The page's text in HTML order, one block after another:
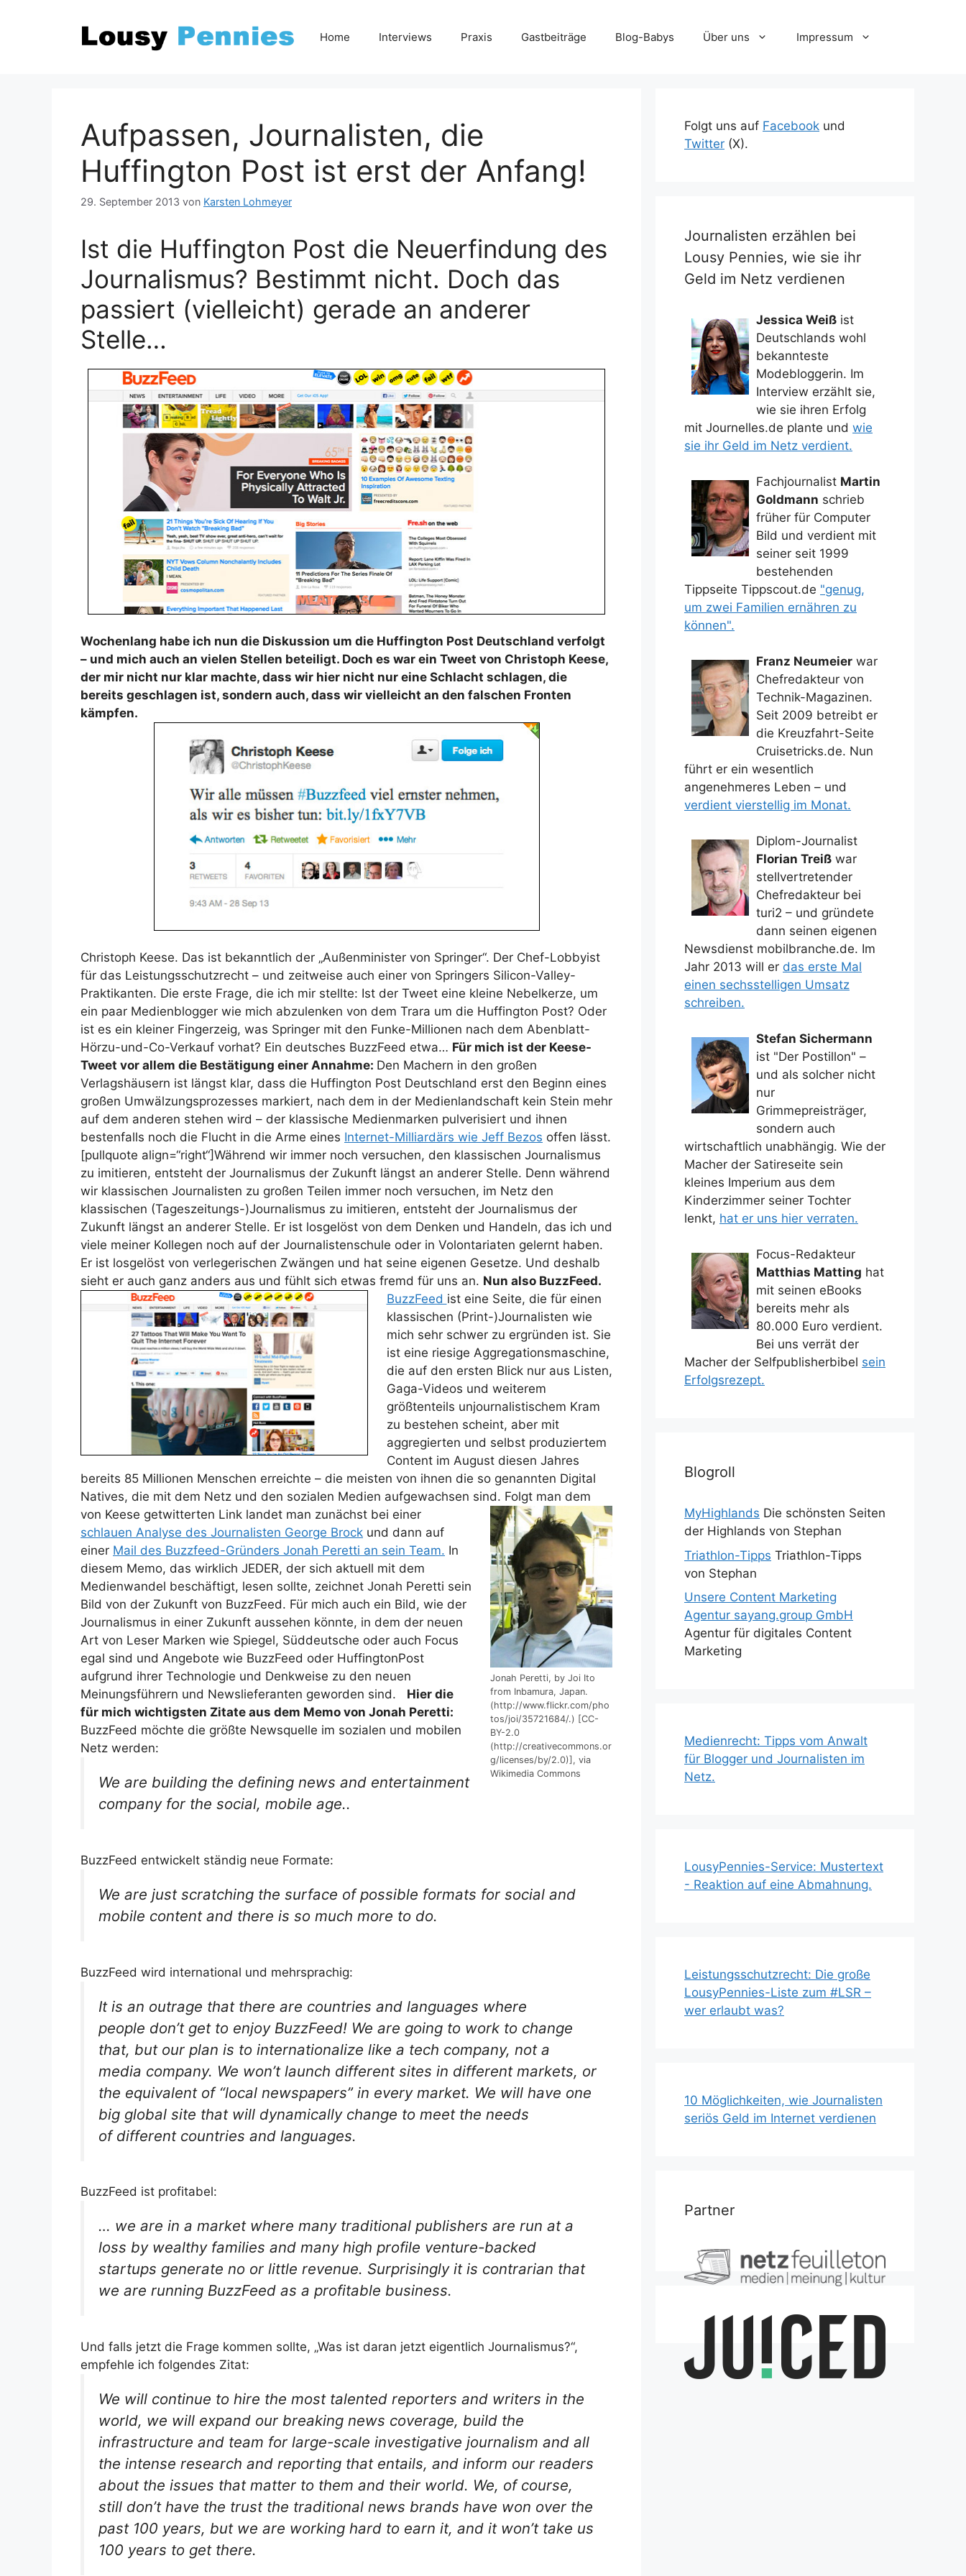
Home Interviews Praxis Gastbeiträge Blog-Babys Über uns Impressum
Aufpassen, Journalisten, die
Huffington Post ist erst der Anfang!
29. September 2013 von Karsten Lohmeyer
Ist die Huffington Post die Neuerfindung des
Journalismus? Bestimmt nicht. Doch das
passiert (vielleicht) gerade an anderer
Stelle…
Wochenlang habe ich nun die Diskussion um die Huffington Post Deutschland verfolgt
– und mich auch an vielen Stellen beteiligt. Doch es war ein Tweet von Christoph Keese,
der mir nicht nur klar machte, dass wir hier nicht nur eine Schlacht schlagen, die
bereits geschlagen ist, sondern auch, dass wir vielleicht an den falschen Fronten
kämpfen.
Christoph Keese. Das ist bekanntlich der „Außenminister von Springer“. Der Chef-Lobbyist
für das Leistungsschutzrecht – und zeitweise auch einer von Springers Silicon-Valley-
Praktikanten. Die erste Frage, die ich mir stellte: Ist der Tweet eine kleine Nebelkerze, um
ein paar Medienblogger wie mich abzulenken von dem Trara um die Huffington Post? Oder
ist es ein kleiner Fingerzeig, was Springer mit den Funke-Millionen nach dem Abenblatt-
Hörzu-und-Co-Verkauf vorhat? Ein deutsches BuzzFeed etwa… Für mich ist der Keese-
Tweet vor allem die Bestätigung einer Annahme: Den Machern in den großen
Verlagshäusern ist längst klar, dass die Huffington Post Deutschland erst den Beginn eines
großen Umwälzungsprozesses markiert, nach dem in der Medienlandschaft kein Stein mehr
auf dem anderen stehen wird – der klassische Medienmarken pulverisiert und ihnen
bestenfalls noch die Flucht in die Arme eines Internet-Milliardärs wie Jeff Bezos offen lässt.
[pullquote align=“right“]Während wir immer noch versuchen, den klassischen Journalismus
zu imitieren, entsteht der Journalismus der Zukunft längst an anderer Stelle. Denn während
wir klassischen Journalisten zu großen Teilen immer noch versuchen, im Netz den
klassischen (Tageszeitungs-)Journalismus zu imitieren, entsteht der Journalismus der
Zukunft längst an anderer Stelle. Er ist losgelöst von dem Denken und Handeln, das ich und
viele meiner Kollegen noch auf der Journalistenschule oder in Volontariaten gelernt haben.
Er ist losgelöst von verlegerischen Zwängen und hat seine eigenen Gesetze. Und deshalb
sieht er auch ganz anders aus und fühlt sich etwas fremd für uns an. Nun also BuzzFeed.
BuzzFeed ist eine Seite, die für einen
klassischen (Print-)Journalisten wie
mich sehr schwer zu ergründen ist. Sie
ist eine riesige Aggregationsmaschine,
die auf den ersten Blick nur aus Listen,
Gaga-Videos und weiterem
größtenteils unjournalistischem Kram
zu bestehen scheint, aber mit
aggregierten und selbst produziertem
Content im August diesen Jahres
bereits 85 Millionen Menschen erreichte – die meisten von ihnen die so genannten Digital
Natives, die mit dem Netz und den sozialen Medien aufgewachsen sind.
Jonah Peretti, by Joi Ito
from Inbamura, Japan.
(http://www.flickr.com/pho
tos/joi/35721684/.) [CC-
BY-2.0
(http://creativecommons.or
g/licenses/by/2.0)], via
Wikimedia Commons
Folgt man dem
von Keese getwitterten Link landet man zunächst bei einer
schlauen Analyse des Journalisten George Brock und dann auf
einer Mail des Buzzfeed-Gründers Jonah Peretti an sein Team. In
diesem Memo, das wirklich JEDER, der sich aktuell mit dem
Medienwandel beschäftigt, lesen sollte, zeichnet Jonah Peretti sein
Bild von der Zukunft von BuzzFeed. Für mich auch ein Bild, wie der
Journalismus in einer Zukunft aussehen könnte, in dem der neuen
Art von Leser Marken wie Spiegel, Süddeutsche oder auch Focus
egal sind und Angebote wie BuzzFeed oder HuffingtonPost
aufgrund ihrer Technologie und Denkweise zu den neuen
Meinungsführern und Newslieferanten geworden sind. Hier die
für mich wichtigsten Zitate aus dem Memo von Jonah Peretti:
BuzzFeed möchte die größte Newsquelle im sozialen und mobilen
Netz werden:
We are building the defining news and entertainment
company for the social, mobile age..
BuzzFeed entwickelt ständig neue Formate:
We are just scratching the surface of possible formats for social and
mobile content and there is so much more to do.
BuzzFeed wird international und mehrsprachig:
It is an outrage that there are countries and languages where
people don’t get to enjoy BuzzFeed! We are going to work to change
that, but our plan is to internationalize like a tech company, not a
media company. We won’t launch different sites in different markets, or
the equivalent of “local newspapers” in every market. We will have one
big global site that will dynamically change to meet the needs
of different countries and languages.
BuzzFeed ist profitabel:
… we are in a market where many traditional publishers are run at a
loss by wealthy families and many high profile venture-backed
startups generate no or little revenue. Surprisingly it is contrarian that
we are running BuzzFeed as a profitable business.
Und falls jetzt die Frage kommen sollte, „Was ist daran jetzt eigentlich Journalismus?“,
empfehle ich folgendes Zitat:
We will continue to hire the most talented reporters and writers in the
world, we will expand our breaking news coverage, build the
infrastructure and team for large-scale investigative journalism and all
the intense research and reporting that entails, and inform our readers
about the issues that matter to them and their world. We, of course,
still don’t have the trust the traditional news brands have won over the
past 100 years, but we are working hard to earn it, and it won’t take us
100 years to get there.
Folgt uns auf Facebook und
Twitter (X).
Journalisten erzählen bei
Lousy Pennies, wie sie ihr
Geld im Netz verdienen
Jessica Weiß ist
Deutschlands wohl
bekannteste
Modebloggerin. Im
Interview erzählt sie,
wie sie ihren Erfolg
mit Journelles.de plante und wie
sie ihr Geld im Netz verdient.
Fachjournalist Martin
Goldmann schrieb
früher für Computer
Bild und verdient mit
seiner seit 1999
bestehenden
Tippseite Tippscout.de "genug,
um zwei Familien ernähren zu
können".
Franz Neumeier war
Chefredakteur von
Technik-Magazinen.
Seit 2009 betreibt er
die Kreuzfahrt-Seite
Cruisetricks.de. Nun
führt er ein wesentlich
angenehmeres Leben – und
verdient vierstellig im Monat.
Diplom-Journalist
Florian Treiß war
stellvertretender
Chefredakteur bei
turi2 – und gründete
dann seinen eigenen
Newsdienst mobilbranche.de. Im
Jahr 2013 will er das erste Mal
einen sechsstelligen Umsatz
schreiben.
Stefan Sichermann
ist "Der Postillon" –
und als solcher nicht
nur
Grimmepreisträger,
sondern auch
wirtschaftlich unabhängig. Wie der
Macher der Satireseite sein
kleines Imperium aus dem
Kinderzimmer seiner Tochter
lenkt, hat er uns hier verraten.
Focus-Redakteur
Matthias Matting hat
mit seinen eBooks
bereits mehr als
80.000 Euro verdient.
Bei uns verrät der
Macher der Selfpublisherbibel sein
Erfolgsrezept.
Blogroll
MyHighlands Die schönsten Seiten
der Highlands von Stephan
Triathlon-Tipps Triathlon-Tipps
von Stephan
Unsere Content Marketing
Agentur sayang.group GmbH
Agentur für digitales Content
Marketing
Medienrecht: Tipps vom Anwalt
für Blogger und Journalisten im
Netz.
LousyPennies-Service: Mustertext
- Reaktion auf eine Abmahnung.
Leistungsschutzrecht: Die große
LousyPennies-Liste zum #LSR –
wer erlaubt was?
10 Möglichkeiten, wie Journalisten
seriös Geld im Internet verdienen
Partner